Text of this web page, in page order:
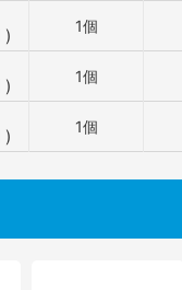
) 1個
) 1個
) 1個